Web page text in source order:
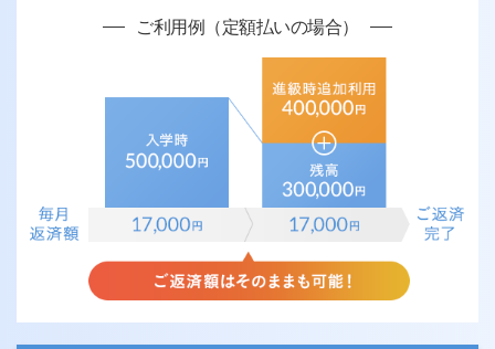
ご利用例（定額払いの場合）